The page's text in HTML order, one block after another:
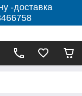
-доставка